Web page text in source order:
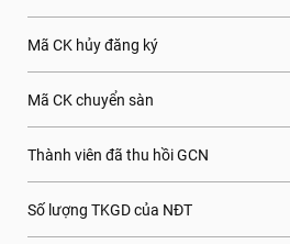
Mã CK hủy đăng ký
Mã CK chuyển sàn
Thành viên đã thu hồi GCN
Số lượng TKGD của NĐT